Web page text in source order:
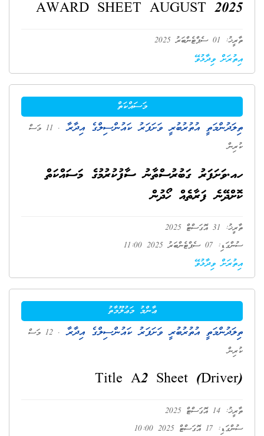
AWARD SHEET AUGUST 2025
ތާރީޚު: 01 ސެޕްޓެންބަރު 2025
އިތުރަށް ވިދާޅުވޭ
މަސައްކަތް
ތިލަދުންމަތީ އުތުރުބުރީ ވަށަފަރު ކައުންސިލްގެ އިދާރާ
. 11 މަސް
ކުރިން
ހއ.ވަށަފަރު ގަބުރުސްތާނު ސާފުކުރުމުގެ މަސައްކަތް
ކޮށްދޭނެ ފަރާތެއް ހޯދުން
ތާރީޚު: 31 އޮގަސްޓް 2025
ސުންގަޑި: 07 ސެޕްޓެންބަރު 2025 11:00
އިތުރަށް ވިދާޅުވޭ
ޢާންމު މަޢުލޫމާތު
ތިލަދުންމަތީ އުތުރުބުރީ ވަށަފަރު ކައުންސިލްގެ އިދާރާ
. 12 މަސް
ކުރިން
Title A2 Sheet (Driver)
ތާރީޚު: 14 އޮގަސްޓް 2025
ސުންގަޑި: 17 އޮގަސްޓް 2025 10:00